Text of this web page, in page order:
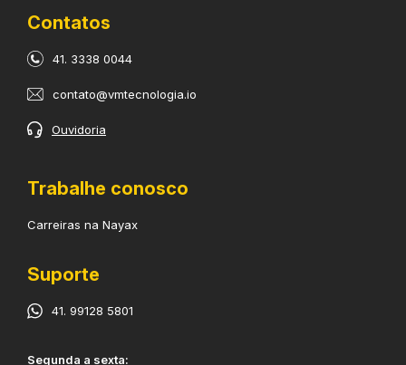
Contatos
41. 3338 0044
contato@vmtecnologia.io
Ouvidoria
Trabalhe conosco
Carreiras na Nayax
Suporte
41. 99128 5801
​Segunda a sexta: